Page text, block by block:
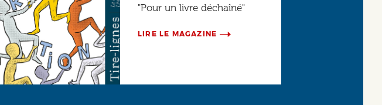
"Pour un livre déchaîné"
LIRE LE MAGAZINE